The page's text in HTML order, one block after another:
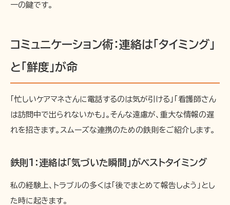
一の鍵です。
コミュニケーション術：連絡は「タイミング」
と「鮮度」が命
「忙しいケアマネさんに電話するのは気が引ける」「看護師さん
は訪問中で出られないかも」。そんな遠慮が、重大な情報の遅
れを招きます。スムーズな連携のための鉄則をご紹介します。
鉄則1：連絡は「気づいた瞬間」がベストタイミング
私の経験上、トラブルの多くは「後でまとめて報告しよう」とし
た時に起きます。